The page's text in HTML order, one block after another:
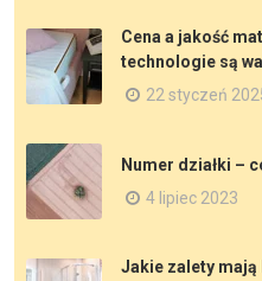
Cena a jakość
technologie są
22 styczeń
Numer działki –
4 lipiec 2023
Jakie zalety